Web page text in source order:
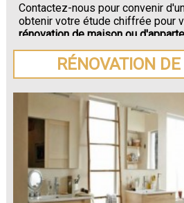
Contactez-nous pour convenir
obtenir votre étude chiffrée pour
rénovation de maison ou
Havrincourt.
RÉNOVATION